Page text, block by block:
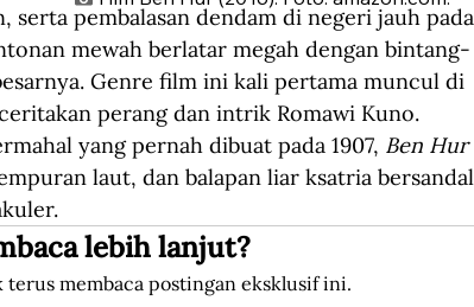
serta pembalasan dendam di negeri jauh pada
mewah berlatar megah dengan bintang-
Genre film ini kali pertama muncul di
perang dan intrik Romawi Kuno.
yang pernah dibuat pada 1907, Ben Hur
laut, dan balapan liar ksatria bersandal
lebih lanjut?
membaca postingan eksklusif ini.